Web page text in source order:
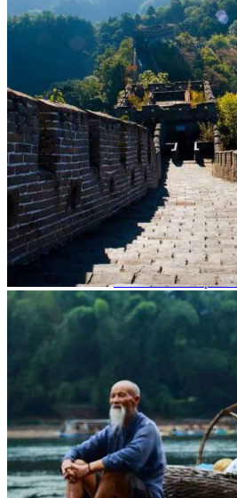
Infos pratiques
Notre agence
Notre agence en
Réseau Asian Roads
Garanties et
Avis de nos
Voyages d’affaires
Voyage scolaire et
La Chine & ses secrets
Présentation de la
Cuisines de Chine
Les Minorités
Fêtes traditionnelles
Les signes
Les plus belles
Les plus belles
La Chine vue du ciel
Visiter la Chine pour
Les langues en
Préparer son voyage en
Notre sélection
Météo & climat
Obtention Visa
Comment
Maîtrisez les mots
Transports en Chine
Vols directs vers la
Voyager en train
Voyager en Chine
Vaccins pour votre
Mal des montagnes